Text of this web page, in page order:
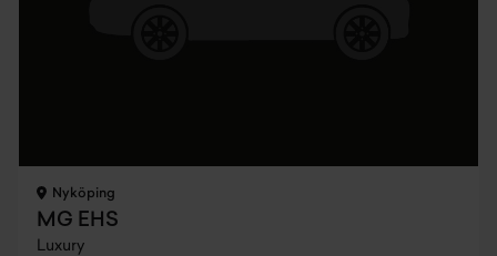
Nyköping
MG EHS
Luxury